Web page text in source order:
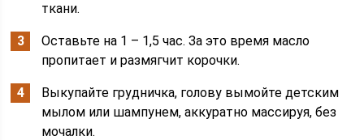
ткани.
Оставьте на 1 – 1,5 час. За это время масло
пропитает и размягчит корочки.
Выкупайте грудничка, голову вымойте детским
мылом или шампунем, аккуратно массируя, без
мочалки.